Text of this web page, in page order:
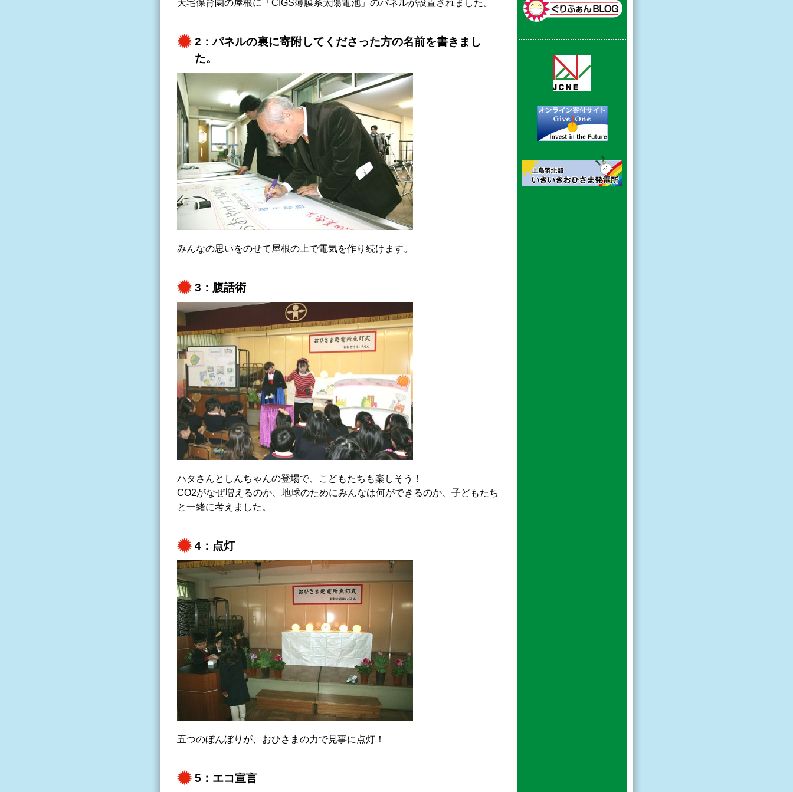
大宅保育園の屋根に「CIGS薄膜系太陽電池」のパネルが設置されました。
2：パネルの裏に寄附してくださった方の名前を書きまし
た。
みんなの思いをのせて屋根の上で電気を作り続けます。
3：腹話術
ハタさんとしんちゃんの登場で、こどもたちも楽しそう！
CO2がなぜ増えるのか、地球のためにみんなは何ができるのか、子どもたち
と一緒に考えました。
4：点灯
五つのぼんぼりが、おひさまの力で見事に点灯！
5：エコ宣言